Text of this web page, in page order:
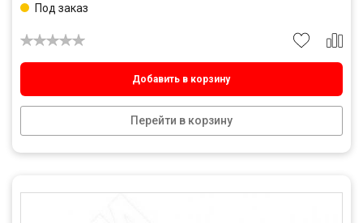
Добавить в корзину
Перейти в корзину
Под заказ